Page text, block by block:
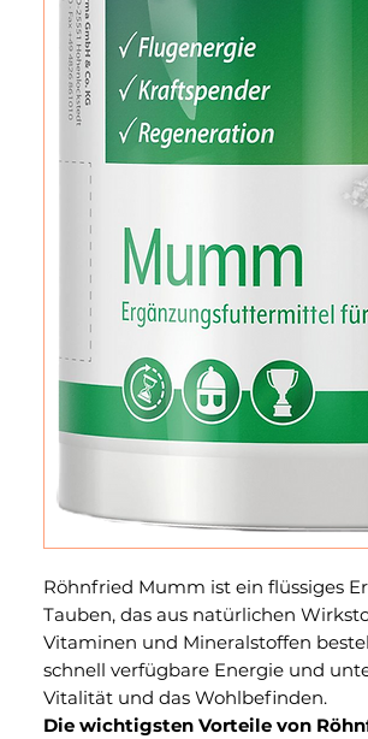
Röhnfried Mumm ist ein flüssiges
Tauben, das aus natürlichen
Vitaminen und Mineralstoffen
schnell verfügbare Energie und
Vitalität und das Wohlbefinden.
Die wichtigsten Vorteile von